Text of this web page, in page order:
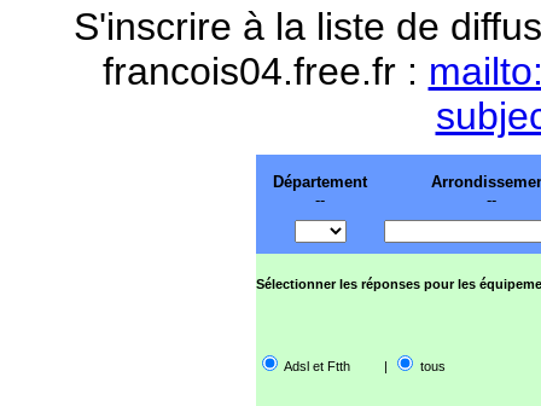
S'inscrire à la liste de
francois04.free.fr :
Département
--
--
Sélectionner les réponses pour les
Adsl et Ftth | tous